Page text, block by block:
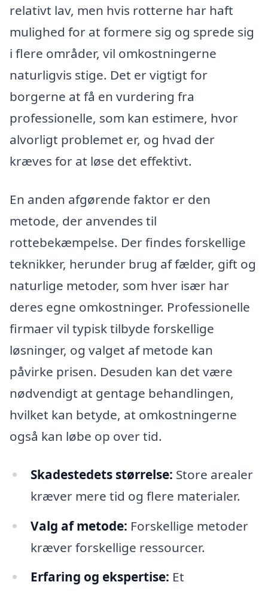
relativt lav, men hvis rotterne har haft
mulighed for at formere sig og sprede sig
i flere områder, vil omkostningerne
naturligvis stige. Det er vigtigt for
borgerne at få en vurdering fra
professionelle, som kan estimere, hvor
alvorligt problemet er, og hvad der
kræves for at løse det effektivt.
En anden afgørende faktor er den
metode, der anvendes til
rottebekæmpelse. Der findes forskellige
teknikker, herunder brug af fælder, gift og
naturlige metoder, som hver især har
deres egne omkostninger. Professionelle
firmaer vil typisk tilbyde forskellige
løsninger, og valget af metode kan
påvirke prisen. Desuden kan det være
nødvendigt at gentage behandlingen,
hvilket kan betyde, at omkostningerne
også kan løbe op over tid.
Skadestedets størrelse: Store arealer
kræver mere tid og flere materialer.
Valg af metode: Forskellige metoder
kræver forskellige ressourcer.
Erfaring og ekspertise: Et